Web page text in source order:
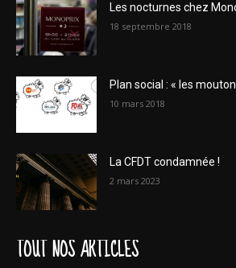
Les nocturnes chez
18 septembre 2018
Plan social : « les
10 mars 2018
La CFDT condamnée !
2 mars 2023
TOUT NOS ARTICLES